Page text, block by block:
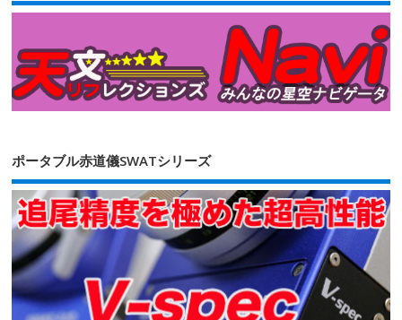
ポータブル赤道儀SWATシリーズ